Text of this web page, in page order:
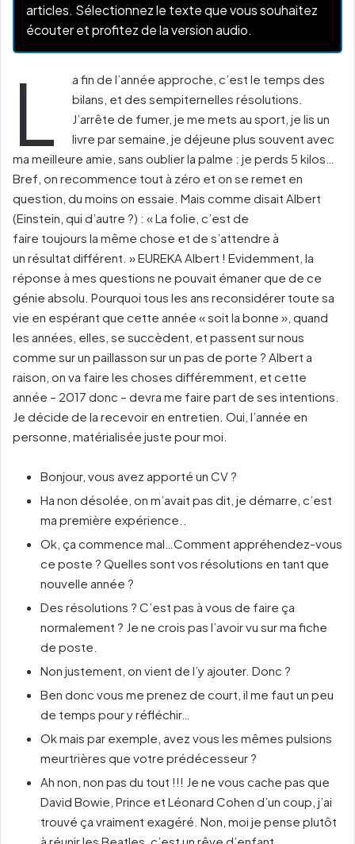
articles. Sélectionnez le texte que vous souhaitez
écouter et profitez de la version audio.
L
a fin de l’année approche, c’est le temps des
bilans, et des sempiternelles résolutions.
J’arrête de fumer, je me mets au sport, je lis un
livre par semaine, je déjeune plus souvent avec
ma meilleure amie, sans oublier la palme : je perds 5 kilos…
Bref, on recommence tout à zéro et on se remet en
question, du moins on essaie. Mais comme disait Albert
(Einstein, qui d’autre ?) : « La folie, c’est de
faire toujours la même chose et de s’attendre à
un résultat différent. » EUREKA Albert ! Evidemment, la
réponse à mes questions ne pouvait émaner que de ce
génie absolu. Pourquoi tous les ans reconsidérer toute sa
vie en espérant que cette année « soit la bonne », quand
les années, elles, se succèdent, et passent sur nous
comme sur un paillasson sur un pas de porte ? Albert a
raison, on va faire les choses différemment, et cette
année – 2017 donc – devra me faire part de ses intentions.
Je décide de la recevoir en entretien. Oui, l’année en
personne, matérialisée juste pour moi.
Bonjour, vous avez apporté un CV ?
Ha non désolée, on m’avait pas dit, je démarre, c’est
ma première expérience..
Ok, ça commence mal…Comment appréhendez-vous
ce poste ? Quelles sont vos résolutions en tant que
nouvelle année ?
Des résolutions ? C’est pas à vous de faire ça
normalement ? Je ne crois pas l’avoir vu sur ma fiche
de poste.
Non justement, on vient de l’y ajouter. Donc ?
Ben donc vous me prenez de court, il me faut un peu
de temps pour y réfléchir…
Ok mais par exemple, avez vous les mêmes pulsions
meurtrières que votre prédécesseur ?
Ah non, non pas du tout !!! Je ne vous cache pas que
David Bowie, Prince et Léonard Cohen d’un coup, j’ai
trouvé ça vraiment exagéré. Non, moi je pense plutôt